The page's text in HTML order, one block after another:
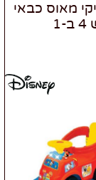
מאוס כבאי
1